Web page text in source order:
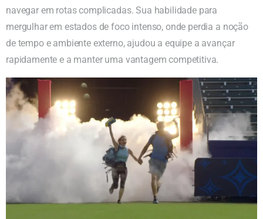
navegar em rotas complicadas. Sua habilidade para
mergulhar em estados de foco intenso, onde perdia a noção
de tempo e ambiente externo, ajudou a equipe a avançar
rapidamente e a manter uma vantagem competitiva.